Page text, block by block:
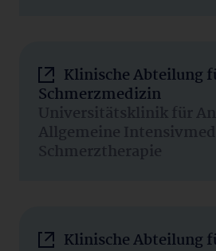
Klinische Abteilung
Schmerzmedizin
Universitätsklinik für
Allgemeine
Schmerztherapie
Klinische Abteilung